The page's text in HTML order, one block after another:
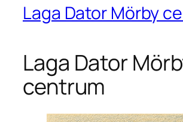
Laga Dator Mörby
Laga Dator
centrum